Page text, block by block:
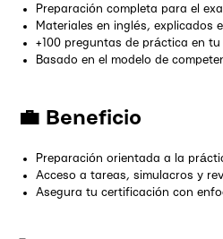
Preparación completa para el
Materiales en inglés, explicados
+100 preguntas de práctica en tu
Basado en el modelo de
💼 Beneficio
Preparación orientada a la
Acceso a tareas, simulacros y
Asegura tu certificación con